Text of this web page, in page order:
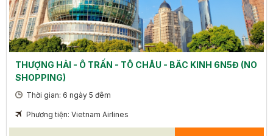
THƯỢNG HẢI - Ô TRẤN - TÔ CHÂU - BĂC KINH 6N5Đ (NO
SHOPPING)
Thời gian: 6 ngày 5 đêm
Phương tiện: Vietnam Airlines